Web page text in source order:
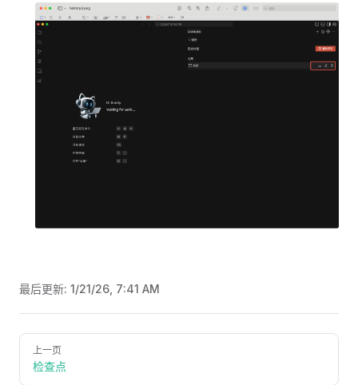
最后更新: 1/21/26, 7:41 AM
Pager
上一页
检查点